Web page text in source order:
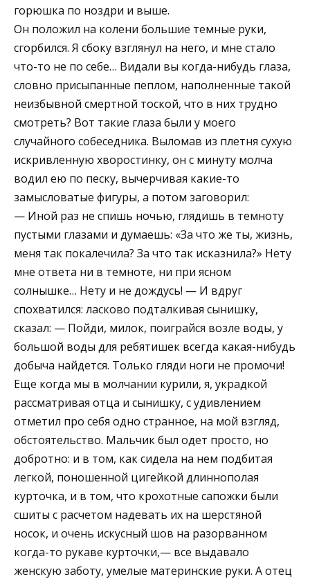
горюшка по ноздри и выше.
Он положил на колени большие темные руки,
сгорбился. Я сбоку взглянул на него, и мне стало
что-то не по себе… Видали вы когда-нибудь глаза,
словно присыпанные пеплом, наполненные такой
неизбывной смертной тоской, что в них трудно
смотреть? Вот такие глаза были у моего
случайного собеседника. Выломав из плетня сухую
искривленную хворостинку, он с минуту молча
водил ею по песку, вычерчивая какие-то
замысловатые фигуры, а потом заговорил:
— Иной раз не спишь ночью, глядишь в темноту
пустыми глазами и думаешь: «За что же ты, жизнь,
меня так покалечила? За что так исказнила?» Нету
мне ответа ни в темноте, ни при ясном
солнышке… Нету и не дождусь! — И вдруг
спохватился: ласково подталкивая сынишку,
сказал: — Пойди, милок, поиграйся возле воды, у
большой воды для ребятишек всегда какая-нибудь
добыча найдется. Только гляди ноги не промочи!
Еще когда мы в молчании курили, я, украдкой
рассматривая отца и сынишку, с удивлением
отметил про себя одно странное, на мой взгляд,
обстоятельство. Мальчик был одет просто, но
добротно: и в том, как сидела на нем подбитая
легкой, поношенной цигейкой длиннополая
курточка, и в том, что крохотные сапожки были
сшиты с расчетом надевать их на шерстяной
носок, и очень искусный шов на разорванном
когда-то рукаве курточки,— все выдавало
женскую заботу, умелые материнские руки. А отец